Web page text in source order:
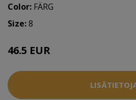
Color: FÄRG
Size:8
46.5 EUR